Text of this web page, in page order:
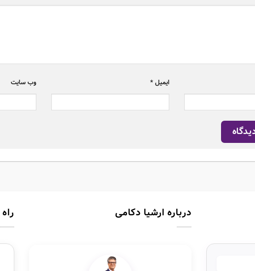
ایمیل * وب‌ سایت
درباره ارشیا دکامی